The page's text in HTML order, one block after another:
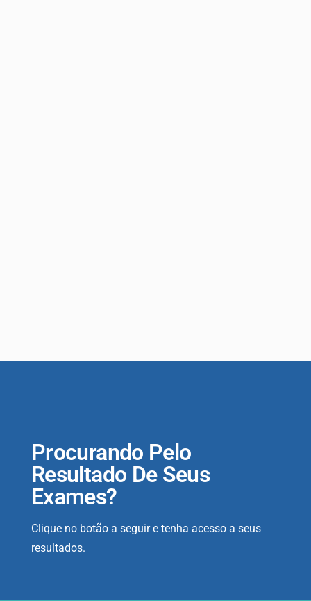
Procurando Pelo
Resultado De Seus
Exames?
Clique no botão a seguir e tenha acesso a seus
resultados.